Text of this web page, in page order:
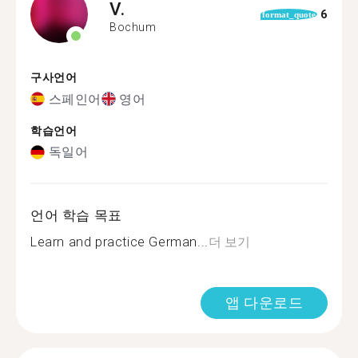
V.
Bochum
format_quote 6
구사언어
스페인어 영어
학습언어
독일어
언어 학습 목표
Learn and practice German...더 보기
앱 다운로드